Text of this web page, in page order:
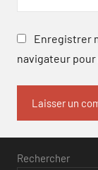
Enregistrer
navigateur pour
Rechercher